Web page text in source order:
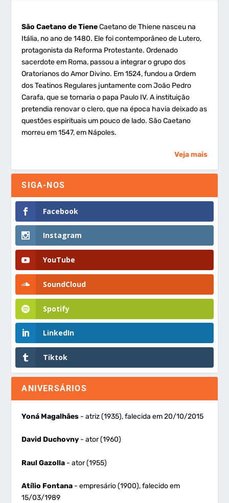
São Caetano de TieneCaetano de Thiene nasceu na
Itália, no ano de 1480. Ele foi contemporâneo de Lutero,
protagonista da Reforma Protestante. Ordenado
sacerdote em Roma, passou a integrar o grupo dos
Oratorianos do Amor Divino. Em 1524, fundou a Ordem
dos Teatinos Regulares juntamente com João Pedro
Carafa, que se tornaria o papa Paulo IV. A instituição
pretendia renovar o clero, que na época havia deixado as
questões espirituais um pouco de lado. São Caetano
morreu em 1547, em Nápoles.
Veja mais
SIGA-NOS
Facebook
Instagram
YouTube
SoundCloud
Spotify
LinkedIn
Tiktok
ANIVERSÁRIOS
Yoná Magalhães - atriz (1935), falecida em 20/10/2015
David Duchovny - ator (1960)
Raul Gazolla - ator (1955)
Atílio Fontana - empresário (1900), falecido em
15/03/1989